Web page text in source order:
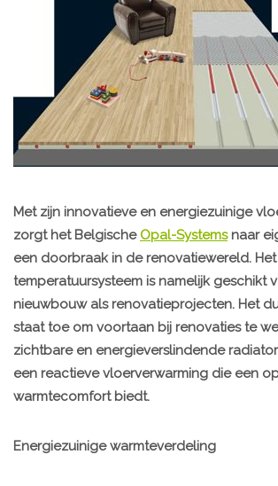
Met zijn innovatieve en energiezuinige
zorgt het Belgische Opal-Systemsnaar
een doorbraak in de renovatiewereld.
temperatuursysteem is namelijk geschikt
nieuwbouw als renovatieprojecten. Het
staat toe om voortaan bij renovaties te
zichtbare en energieverslindende
een reactieve vloerverwarming die een
warmtecomfort biedt.
Energiezuinige warmteverdeling